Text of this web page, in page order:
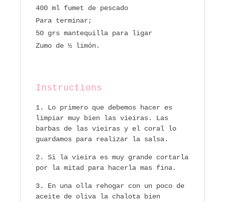
400 ml fumet de pescado
Para terminar;
50 grs mantequilla para ligar
Zumo de ½ limón.
Instructions
Lo primero que debemos hacer es
limpiar muy bien las vieiras. Las
barbas de las vieiras y el coral lo
guardamos para realizar la salsa.
Si la vieira es muy grande cortarla
por la mitad para hacerla mas fina.
En una olla rehogar con un poco de
aceite de oliva la chalota bien